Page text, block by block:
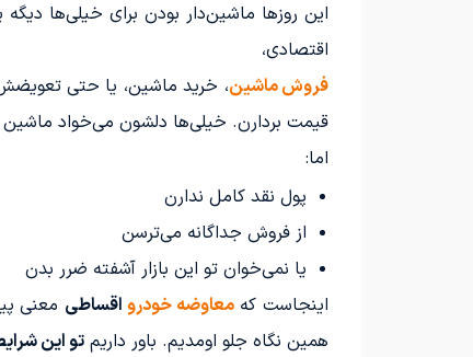
این روزها ماشین‌دار بودن برای خیلی‌ها
اقتصادی،
فروش ماشین، خرید ماشین، یا حتی تعویضش
قیمت بردارن. خیلی‌ها دلشون می‌خواد
اما:
پول نقد کامل ندارن
از فروش جداگانه می‌ترسن
یا نمی‌خوان تو این بازار آشفته ضرر بدن
اینجاست کهمعاوضه خودرو اقساطی معنی
همین نگاه جلو اومدیم. باور داریم تو این